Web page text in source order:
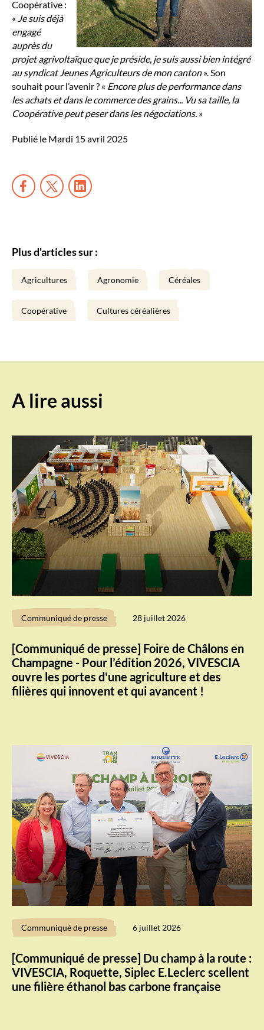
Coopérative :
« Je suis déjà
engagé
auprès du
projet agrivoltaïque que je préside, je suis aussi bien intégré
au syndicat Jeunes Agriculteurs de mon canton». Son
souhait pour l’avenir ? « Encore plus de performance dans
les achats et dans le commerce des grains... Vu sa taille, la
Coopérative peut peser dans les négociations. »
Publié le Mardi 15 avril 2025
Plus d'articles sur :
Agricultures Agronomie Céréales
Coopérative Cultures céréalières
A lire aussi
Communiqué de presse 28 juillet 2026
[Communiqué de presse] Foire de Châlons en
Champagne - Pour l’édition 2026, VIVESCIA
ouvre les portes d'une agriculture et des
filières qui innovent et qui avancent !
Communiqué de presse 6 juillet 2026
[Communiqué de presse] Du champ à la route :
VIVESCIA, Roquette, Siplec E.Leclerc scellent
une filière éthanol bas carbone française